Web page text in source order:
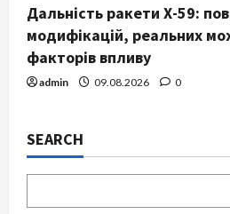
Дальність ракети Х-59:
модифікацій, реальних
факторів впливу
admin 09.08.2026 0
SEARCH